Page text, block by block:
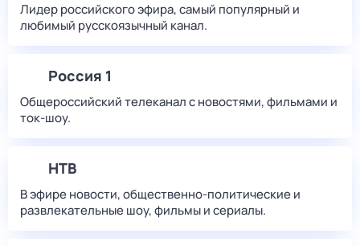
Лидер российского эфира, самый популярный и
любимый русскоязычный канал.
Россия 1
Общероссийский телеканал с новостями, фильмами и
ток-шоу.
НТВ
В эфире новости, общественно-политические и
развлекательные шоу, фильмы и сериалы.